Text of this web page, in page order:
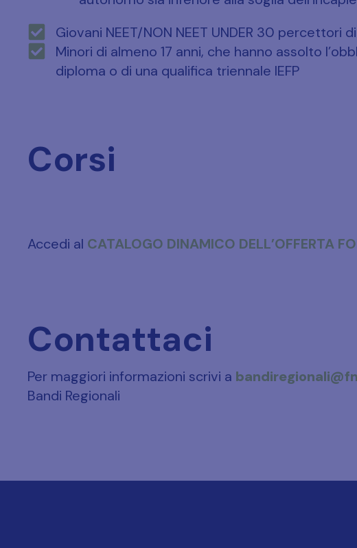
Giovani NEET/NON NEET UNDER 30 percettori
Minori di almeno 17 anni, che hanno assolto
diploma o di una qualifica triennale IEFP
Corsi
Accedi al CATALOGO DINAMICO DELL’OFFERTA
Contattaci
Per maggiori informazioni scrivi a
Bandi Regionali